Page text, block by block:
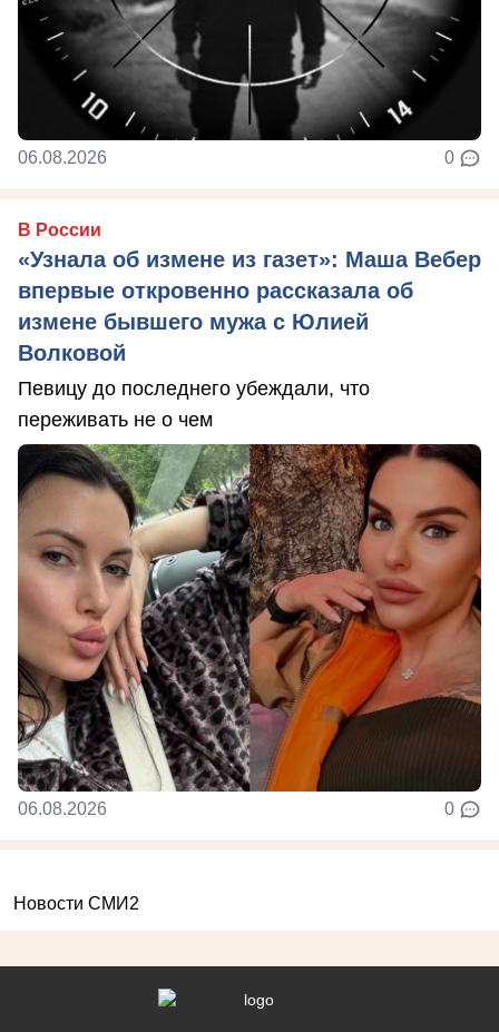
06.08.2026 0
В России
«Узнала об измене из газет»: Маша Вебер
впервые откровенно рассказала об
измене бывшего мужа с Юлией
Волковой
Певицу до последнего убеждали, что
переживать не о чем
06.08.2026 0
Новости СМИ2